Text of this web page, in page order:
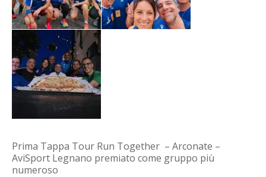
Prima Tappa Tour Run Together – Arconate –
AviSport Legnano premiato come gruppo più
numeroso